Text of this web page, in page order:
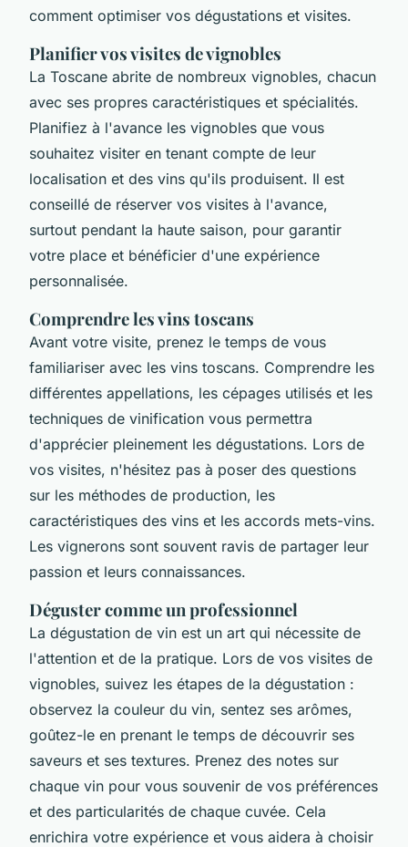
comment optimiser vos dégustations et visites.
Planifier vos visites de vignobles
La Toscane abrite de nombreux vignobles, chacun
avec ses propres caractéristiques et spécialités.
Planifiez à l'avance les vignobles que vous
souhaitez visiter en tenant compte de leur
localisation et des vins qu'ils produisent. Il est
conseillé de réserver vos visites à l'avance,
surtout pendant la haute saison, pour garantir
votre place et bénéficier d'une expérience
personnalisée.
Comprendre les vins toscans
Avant votre visite, prenez le temps de vous
familiariser avec les vins toscans. Comprendre les
différentes appellations, les cépages utilisés et les
techniques de vinification vous permettra
d'apprécier pleinement les dégustations. Lors de
vos visites, n'hésitez pas à poser des questions
sur les méthodes de production, les
caractéristiques des vins et les accords mets-vins.
Les vignerons sont souvent ravis de partager leur
passion et leurs connaissances.
Déguster comme un professionnel
La dégustation de vin est un art qui nécessite de
l'attention et de la pratique. Lors de vos visites de
vignobles, suivez les étapes de la dégustation :
observez la couleur du vin, sentez ses arômes,
goûtez-le en prenant le temps de découvrir ses
saveurs et ses textures. Prenez des notes sur
chaque vin pour vous souvenir de vos préférences
et des particularités de chaque cuvée. Cela
enrichira votre expérience et vous aidera à choisir